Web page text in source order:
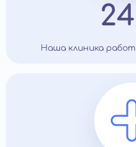
Наша клиника